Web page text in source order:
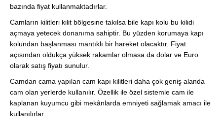
bazında fiyat kullanmaktadırlar.
Camların kilitleri kilit bölgesine takılsa bile kapı kolu bu kilidi
açmaya yetecek donanıma sahiptir. Bu yüzden korumaya kapı
kolundan başlanması mantıklı bir hareket olacaktır. Fiyat
açısından oldukça yüksek rakamlar olmasa da dolar ve Euro
olarak satış fiyatı sunulur.
Camdan cama yapılan cam kapı kilitleri daha çok geniş alanda
cam olan yerlerde kullanılır. Özellik ile özel sistemle cam ile
kaplanan kuyumcu gibi mekânlarda emniyeti sağlamak amacı ile
kullanılırlar.